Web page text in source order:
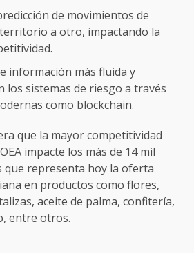
de movimientos de
a otro, impactando la
información más fluida y
los sistemas de riesgo a través
como blockchain.
que la mayor competitividad
impacte los más de 14 mil
que representa hoy la oferta
en productos como flores,
aceite de palma, confitería,
entre otros.